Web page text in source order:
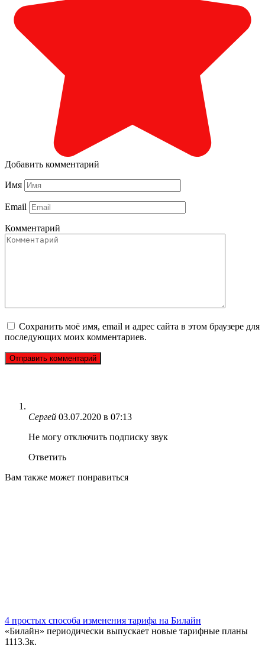
Добавить комментарий
Имя
Email
Комментарий
Сохранить моё имя, email и адрес сайта в этом браузере для
последующих моих комментариев.
Сергей 03.07.2020 в 07:13
Не могу отключить подписку звук
Ответить
Вам также может понравиться
4 простых способа изменения тарифа на Билайн
«Билайн» периодически выпускает новые тарифные планы
1113.3к.